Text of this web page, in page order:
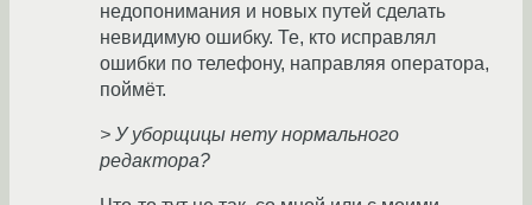
недопонимания и новых путей сделать
невидимую ошибку. Те, кто исправлял
ошибки по телефону, направляя оператора,
поймёт.
> У уборщицы нету нормального
редактора?